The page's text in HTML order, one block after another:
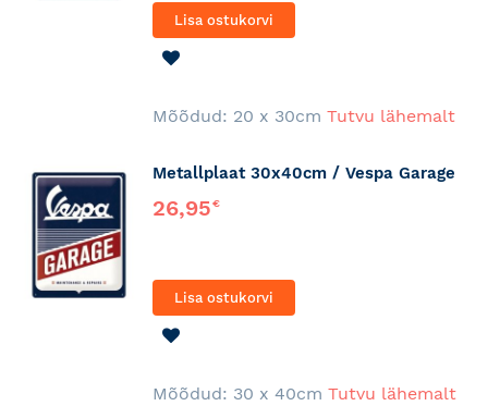
Lisa ostukorvi
Mõõdud: 20 x 30cm Tutvu lähemalt
Metallplaat 30x40cm / Vespa Garage
26,95€
Lisa ostukorvi
Mõõdud: 30 x 40cm Tutvu lähemalt